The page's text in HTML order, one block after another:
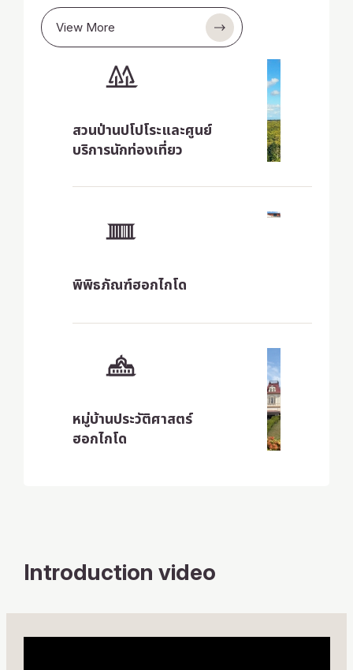
View More
สวนป่านปโปโระและศูนย์
บริการนักท่องเที่ยว
พิพิธภัณฑ์ฮอกไกโด
หมู่บ้านประวัติศาสตร์
ฮอกไกโด
Introduction video